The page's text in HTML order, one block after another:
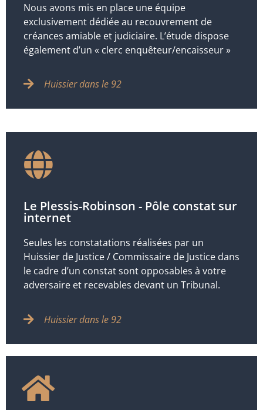
Nous avons mis en place une équipe
exclusivement dédiée au recouvrement de
créances amiable et judiciaire. L’étude dispose
également d’un « clerc enquêteur/encaisseur »
Huissier dans le 92
Le Plessis-Robinson - Pôle constat sur
internet
Seules les constatations réalisées par un
Huissier de Justice / Commissaire de Justice dans
le cadre d’un constat sont opposables à votre
adversaire et recevables devant un Tribunal.
Huissier dans le 92